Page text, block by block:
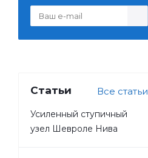
Статьи Все статьи
Усиленный ступичный
узел Шевроле Нива